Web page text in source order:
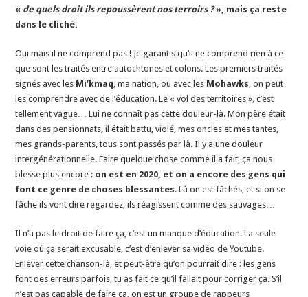
« de quels droit ils repoussèrent nos terroirs ?», mais ça reste
dans le cliché.
Oui mais il ne comprend pas ! Je garantis qu’il ne comprend rien à ce
que sont les traités entre autochtones et colons. Les premiers traités
signés avec les Mi’kmaq , ma nation, ou avec les Mohawks , on peut
les comprendre avec de l’éducation. Le « vol des territoires », c’est
tellement vague… Lui ne connaît pas cette douleur-là. Mon père était
dans des pensionnats, il était battu, violé, mes oncles et mes tantes,
mes grands-parents, tous sont passés par là. Il y a une douleur
intergénérationnelle. Faire quelque chose comme il a fait, ça nous
blesse plus encore : on est en 2020, et on a encore des gens qui
font ce genre de choses blessantes. Là on est fâchés, et si on se
fâche ils vont dire regardez, ils réagissent comme des sauvages…
Il n’a pas le droit de faire ça, c’est un manque d’éducation. La seule
voie où ça serait excusable, c’est d’enlever sa vidéo de Youtube.
Enlever cette chanson-là, et peut-être qu’on pourrait dire : les gens
font des erreurs parfois, tu as fait ce qu’il fallait pour corriger ça. S’il
n’est pas capable de faire ça, on est un groupe de rappeurs